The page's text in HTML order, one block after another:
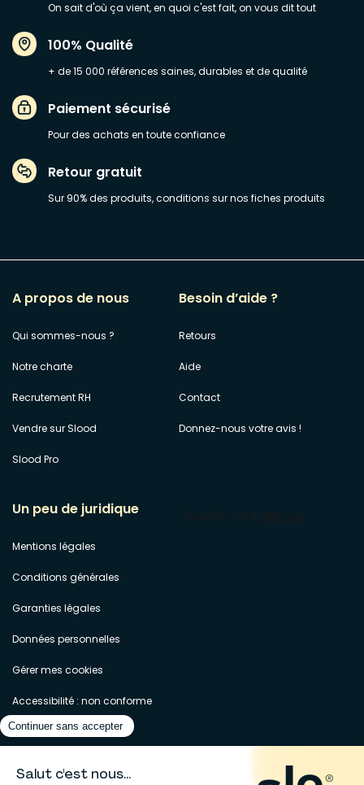
On sait d'où ça vient, en quoi c'est fait, on vous dit tout
100% Qualité
+ de 15 000 références saines, durables et de qualité
Paiement sécurisé
Pour des achats en toute confiance
Retour gratuit
Sur 90% des produits, conditions sur nos fiches produits
A propos de nous
Qui sommes-nous ?
Notre charte
Recrutement RH
Vendre sur Slood
Slood Pro
Besoin d’aide ?
Retours
Aide
Contact
Donnez-nous votre avis !
Un peu de juridique
Mentions légales
Conditions générales
Garanties légales
Données personnelles
Gérer mes cookies
Accessibilité : non conforme